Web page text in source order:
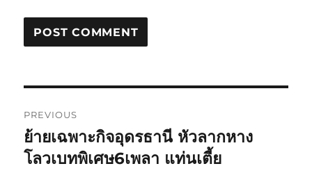
navigation
PREVIOUS
Previous
post:
ย้ายเฉพาะกิจอุดรธานี หัวลากหาง
โลวเบทพิเศษ6เพลา แท่นเตี้ย